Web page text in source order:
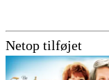
Netop tilføjet